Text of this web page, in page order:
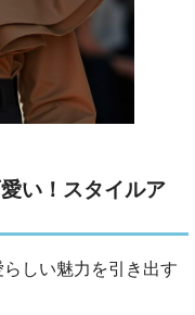
い！スタイルア
しい魅力を引き出す